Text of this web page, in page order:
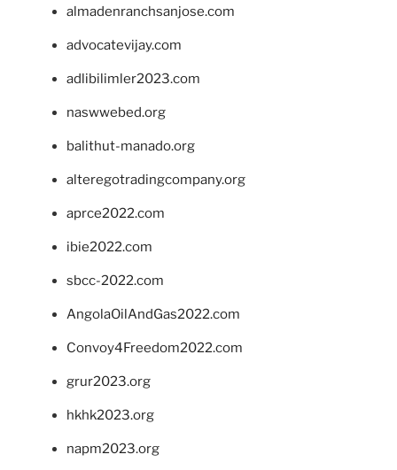
almadenranchsanjose.com
advocatevijay.com
adlibilimler2023.com
naswwebed.org
balithut-manado.org
alteregotradingcompany.org
aprce2022.com
ibie2022.com
sbcc-2022.com
AngolaOilAndGas2022.com
Convoy4Freedom2022.com
grur2023.org
hkhk2023.org
napm2023.org